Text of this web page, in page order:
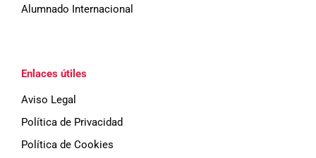
Alumnado Internacional
Enlaces útiles
Aviso Legal
Política de Privacidad
Política de Cookies